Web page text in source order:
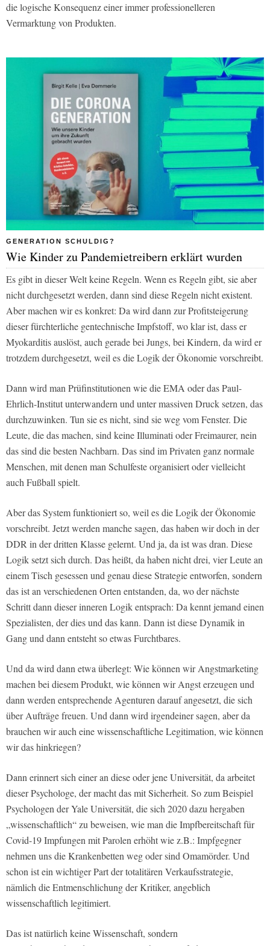
die logische Konsequenz einer immer professionelleren
Vermarktung von Produkten.
GENERATION SCHULDIG?
Wie Kinder zu Pandemietreibern erklärt wurden
Es gibt in dieser Welt keine Regeln. Wenn es Regeln gibt, sie aber
nicht durchgesetzt werden, dann sind diese Regeln nicht existent.
Aber machen wir es konkret: Da wird dann zur Profitsteigerung
dieser fürchterliche gentechnische Impfstoff, wo klar ist, dass er
Myokarditis auslöst, auch gerade bei Jungs, bei Kindern, da wird er
trotzdem durchgesetzt, weil es die Logik der Ökonomie vorschreibt.
Dann wird man Prüfinstitutionen wie die EMA oder das Paul-
Ehrlich-Institut unterwandern und unter massiven Druck setzen, das
durchzuwinken. Tun sie es nicht, sind sie weg vom Fenster. Die
Leute, die das machen, sind keine Illuminati oder Freimaurer, nein
das sind die besten Nachbarn. Das sind im Privaten ganz normale
Menschen, mit denen man Schulfeste organisiert oder vielleicht
auch Fußball spielt.
Aber das System funktioniert so, weil es die Logik der Ökonomie
vorschreibt. Jetzt werden manche sagen, das haben wir doch in der
DDR in der dritten Klasse gelernt. Und ja, da ist was dran. Diese
Logik setzt sich durch. Das heißt, da haben nicht drei, vier Leute an
einem Tisch gesessen und genau diese Strategie entworfen, sondern
das ist an verschiedenen Orten entstanden, da, wo der nächste
Schritt dann dieser inneren Logik entsprach: Da kennt jemand einen
Spezialisten, der dies und das kann. Dann ist diese Dynamik in
Gang und dann entsteht so etwas Furchtbares.
Und da wird dann etwa überlegt: Wie können wir Angstmarketing
machen bei diesem Produkt, wie können wir Angst erzeugen und
dann werden entsprechende Agenturen darauf angesetzt, die sich
über Aufträge freuen. Und dann wird irgendeiner sagen, aber da
brauchen wir auch eine wissenschaftliche Legitimation, wie können
wir das hinkriegen?
Dann erinnert sich einer an diese oder jene Universität, da arbeitet
dieser Psychologe, der macht das mit Sicherheit. So zum Beispiel
Psychologen der Yale Universität, die sich 2020 dazu hergaben
„wissenschaftlich“ zu beweisen, wie man die Impfbereitschaft für
Covid-19 Impfungen mit Parolen erhöht wie z.B.: Impfgegner
nehmen uns die Krankenbetten weg oder sind Omamörder. Und
schon ist ein wichtiger Part der totalitären Verkaufsstrategie,
nämlich die Entmenschlichung der Kritiker, angeblich
wissenschaftlich legitimiert.
Das ist natürlich keine Wissenschaft, sondern